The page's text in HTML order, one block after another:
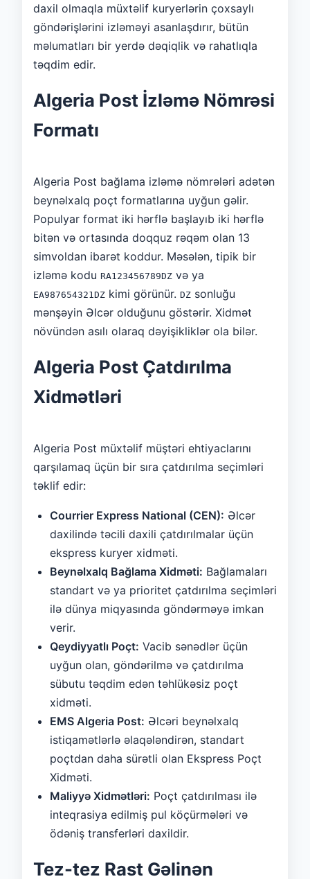
daxil olmaqla müxtəlif kuryerlərin çoxsaylı
göndərişlərini izləməyi asanlaşdırır, bütün
məlumatları bir yerdə dəqiqlik və rahatlıqla
təqdim edir.
Algeria Post İzləmə Nömrəsi
Formatı
Algeria Post bağlama izləmə nömrələri adətən
beynəlxalq poçt formatlarına uyğun gəlir.
Populyar format iki hərflə başlayıb iki hərflə
bitən və ortasında doqquz rəqəm olan 13
simvoldan ibarət koddur. Məsələn, tipik bir
izləmə kodu RA123456789DZ və ya
EA987654321DZ kimi görünür. DZ sonluğu
mənşəyin Əlcər olduğunu göstərir. Xidmət
növündən asılı olaraq dəyişikliklər ola bilər.
Algeria Post Çatdırılma
Xidmətləri
Algeria Post müxtəlif müştəri ehtiyaclarını
qarşılamaq üçün bir sıra çatdırılma seçimləri
təklif edir:
Courrier Express National (CEN): Əlcər
daxilində təcili daxili çatdırılmalar üçün
ekspress kuryer xidməti.
Beynəlxalq Bağlama Xidməti: Bağlamaları
standart və ya prioritet çatdırılma seçimləri
ilə dünya miqyasında göndərməyə imkan
verir.
Qeydiyyatlı Poçt: Vacib sənədlər üçün
uyğun olan, göndərilmə və çatdırılma
sübutu təqdim edən təhlükəsiz poçt
xidməti.
EMS Algeria Post: Əlcəri beynəlxalq
istiqamətlərlə əlaqələndirən, standart
poçtdan daha sürətli olan Ekspress Poçt
Xidməti.
Maliyyə Xidmətləri: Poçt çatdırılması ilə
inteqrasiya edilmiş pul köçürmələri və
ödəniş transferləri daxildir.
Tez-tez Rast Gəlinən